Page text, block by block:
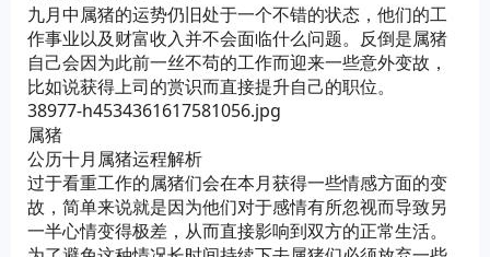
九月中属猪的运势仍旧处于一个不错的状态，他们的工
作事业以及财富收入并不会面临什么问题。反倒是属猪
自己会因为此前一丝不苟的工作而迎来一些意外变故，
比如说获得上司的赏识而直接提升自己的职位。
38977-h4534361617581056.jpg
属猪
公历十月属猪运程解析
过于看重工作的属猪们会在本月获得一些情感方面的变
故，简单来说就是因为他们对于感情有所忽视而导致另
一半心情变得极差，从而直接影响到双方的正常生活。